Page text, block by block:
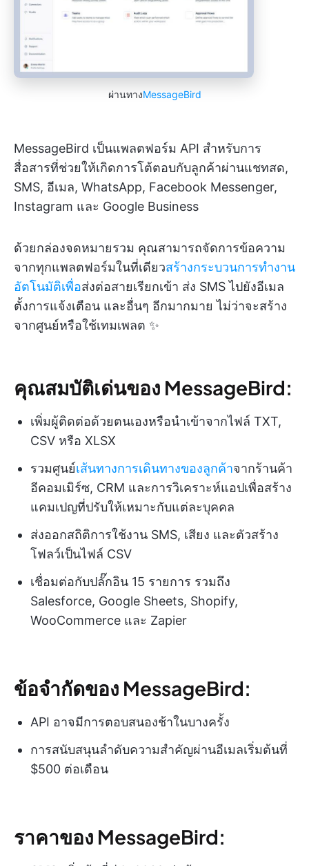
ผ่านทางMessageBird
MessageBird เป็นแพลตฟอร์ม API สำหรับการ
สื่อสารที่ช่วยให้เกิดการโต้ตอบกับลูกค้าผ่านแชทสด,
SMS, อีเมล, WhatsApp, Facebook Messenger,
Instagram และ Google Business
ด้วยกล่องจดหมายรวม คุณสามารถจัดการข้อความ
จากทุกแพลตฟอร์มในที่เดียวสร้างกระบวนการทำงาน
อัตโนมัติเพื่อส่งต่อสายเรียกเข้า ส่ง SMS ไปยังอีเมล
ตั้งการแจ้งเตือน และอื่นๆ อีกมากมาย ไม่ว่าจะสร้าง
จากศูนย์หรือใช้เทมเพลต ✨
คุณสมบัติเด่นของ MessageBird:
เพิ่มผู้ติดต่อด้วยตนเองหรือนำเข้าจากไฟล์ TXT,
CSV หรือ XLSX
รวมศูนย์เส้นทางการเดินทางของลูกค้าจากร้านค้า
อีคอมเมิร์ซ, CRM และการวิเคราะห์แอปเพื่อสร้าง
แคมเปญที่ปรับให้เหมาะกับแต่ละบุคคล
ส่งออกสถิติการใช้งาน SMS, เสียง และตัวสร้าง
โฟลว์เป็นไฟล์ CSV
เชื่อมต่อกับปลั๊กอิน 15 รายการ รวมถึง
Salesforce, Google Sheets, Shopify,
WooCommerce และ Zapier
ข้อจำกัดของ MessageBird:
API อาจมีการตอบสนองช้าในบางครั้ง
การสนับสนุนลำดับความสำคัญผ่านอีเมลเริ่มต้นที่
$500 ต่อเดือน
ราคาของ MessageBird: